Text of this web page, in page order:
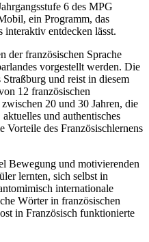
6 des MPG
ein Programm, das
entdecken lässt.
der französischen Sprache
vorgestellt werden. Die
und reist in diesem
12 französischen
20 und 30 Jahren, die
und authentisches
des Französischlernens
Bewegung und motivierenden
lernten, sich selbst in
internationale
Wörter in französischen
in Französisch funktionierte